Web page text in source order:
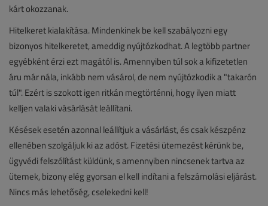
kárt okozzanak.
Hitelkeret kialakítása. Mindenkinek be kell szabályozni egy
bizonyos hitelkeretet, ameddig nyújtózkodhat. A legtöbb partner
egyébként érzi ezt magától is. Amennyiben túl sok a kifizetetlen
áru már nála, inkább nem vásárol, de nem nyújtózkodik a "takarón
túl". Ezért is szokott igen ritkán megtörténni, hogy ilyen miatt
kelljen valaki vásárlását leállítani.
Késések esetén azonnal leállítjuk a vásárlást, és csak készpénz
ellenében szolgáljuk ki az adóst. Fizetési ütemezést kérünk be,
ügyvédi felszólítást küldünk, s amennyiben nincsenek tartva az
ütemek, bizony elég gyorsan el kell indítani a felszámolási eljárást.
Nincs más lehetőség, cselekedni kell!